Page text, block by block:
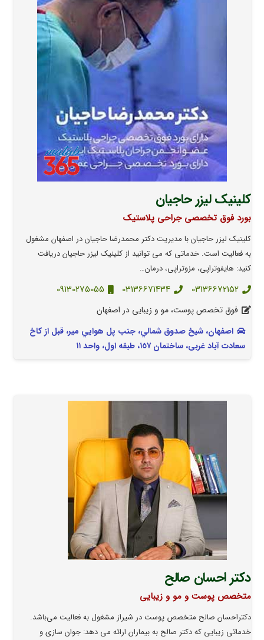
کلینیک لیزر حاجیان
بورد فوق تخصصی جراحی پلاستیک
کلینیک لیزر حاجیان با مدیریت دکتر محمدرضا حاجیان در اصفهان مشغول
به فعالیت است. خدماتی که می توانید از کلینیک لیزر حاجیان دریافت
کنید: هایفوتراپی، مزوتراپی، درمان…
03136672152
03136671434
09130275055
فوق تخصص پوست، مو و زیبایی در اصفهان
اصفهان، شيخ صدوق شمالي، جنب پل هوايي مير، قبل از کاخ
سعادت آباد غربی، ساختمان ١٥٧، طبقه اول، واحد ١١
دکتر احسان صالح
متخصص پوست و مو و زیبایی
دکتراحسان صالح متخصص پوست در شیراز مشغول به فعالیت می‌باشد.
خدماتی زیبایی که دکتر صالح به بیماران ارائه می دهد: جوان سازی و